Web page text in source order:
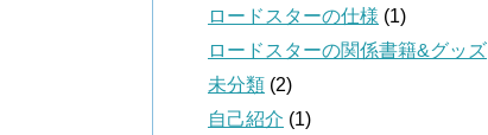
ロードスターの仕様 (1)
ロードスターの関係書籍&グッズ
未分類 (2)
自己紹介 (1)